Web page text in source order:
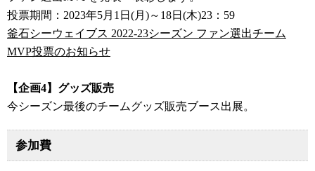
投票期間：2023年5月1日(月)～18日(木)23：59
釜石シーウェイブス 2022-23シーズン ファン選出チーム
MVP投票のお知らせ
【企画4】グッズ販売
今シーズン最後のチームグッズ販売ブース出展。
参加費